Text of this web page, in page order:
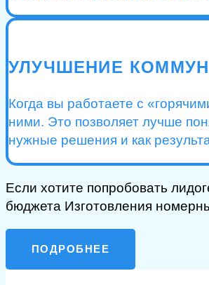
УЛУЧШЕНИЕ
Когда вы работаете с
ними. Это позволяет лучше
нужные решения и как
Если хотите попробовать
бюджета Изготовления
ПОДРОБНЕЕ